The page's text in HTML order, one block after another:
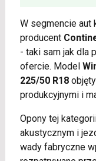
W segmencie aut
producent
- taki sam jak dla
ofercie. Model
225/50 R18
produkcyjnymi i
Opony tej
akustycznym i
wady fabryczne